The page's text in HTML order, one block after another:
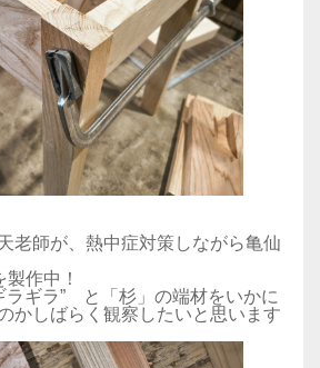
老師が、熱中症対策しながら亀仙
作中！
ラギラ” と「杉」の端材をいかに
かしばらく観察したいと思います